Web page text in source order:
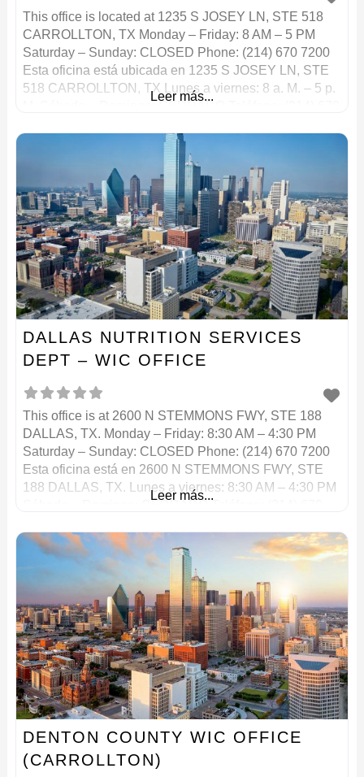
This office is located at 1235 S JOSEY LN, STE 518
CARROLLTON, TX Monday – Friday: 8 AM – 5 PM
Saturday – Sunday: CLOSED Phone: (214) 670 7200
Esta oficina está ubicada en 1235 S JOSEY LN, STE
518 CARROLLTON, TX Lunes a viernes: 8 a. M. – 5 p.
Leer más...
DALLAS NUTRITION SERVICES
DEPT – WIC OFFICE
This office is at 2600 N STEMMONS FWY, STE 188
DALLAS, TX. Monday – Friday: 8:30 AM – 4:30 PM
Saturday – Sunday: CLOSED Phone: (214) 670 7200
Esta oficina está en 2600 N STEMMONS FWY, STE
188 DALLAS, TX. Lunes a viernes: 8:30 AM – 4:30 PM
Leer más...
DENTON COUNTY WIC OFFICE
(CARROLLTON)